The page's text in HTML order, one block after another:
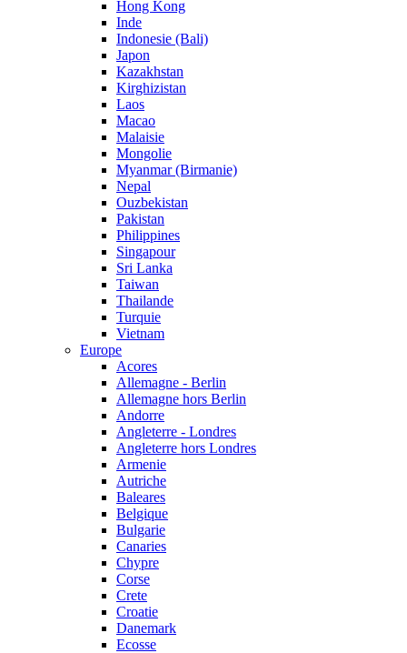
Hong Kong
Inde
Indonesie (Bali)
Japon
Kazakhstan
Kirghizistan
Laos
Macao
Malaisie
Mongolie
Myanmar (Birmanie)
Nepal
Ouzbekistan
Pakistan
Philippines
Singapour
Sri Lanka
Taiwan
Thailande
Turquie
Vietnam
Europe
Acores
Allemagne - Berlin
Allemagne hors Berlin
Andorre
Angleterre - Londres
Angleterre hors Londres
Armenie
Autriche
Baleares
Belgique
Bulgarie
Canaries
Chypre
Corse
Crete
Croatie
Danemark
Ecosse